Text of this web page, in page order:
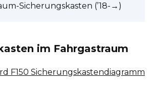
Sicherungskasten (’18-→)
im Fahrgastraum